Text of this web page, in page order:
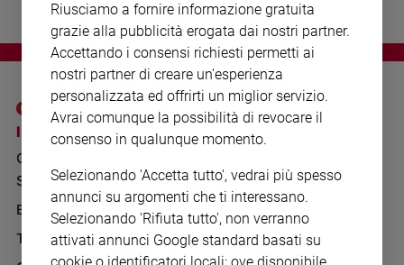
Devozione
giorno
Santo
del
giorno
Società
e
valori
I SITI SAN PAOLO
GRUPPO EDITORIALE
SAN PAOLO
BENESSERE
TELENOVA
NOTE LEGALI
INFORMATIVA
WHISTLEBLOWING
SOCIAL
Riusciamo a fornire informazione gratuita
grazie alla pubblicità erogata dai nostri partner.
Accettando i consensi richiesti permetti ai
nostri partner di creare un'esperienza
personalizzata ed offrirti un miglior servizio.
Avrai comunque la possibilità di revocare il
consenso in qualunque momento.
Selezionando 'Accetta tutto', vedrai più spesso
annunci su argomenti che ti interessano.
Selezionando 'Rifiuta tutto', non verranno
attivati annunci Google standard basati su